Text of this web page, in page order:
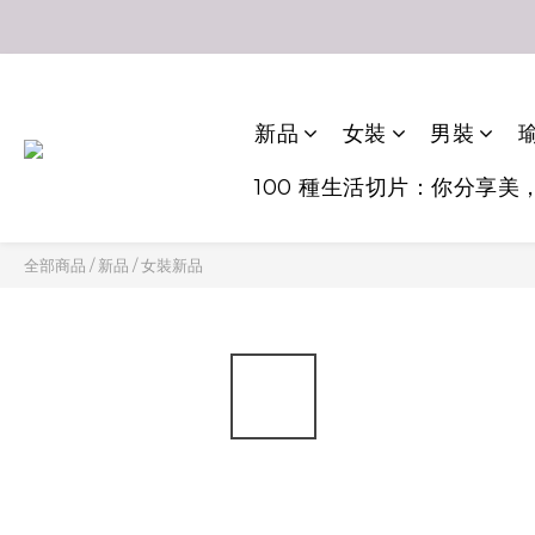
新品 女裝 男裝
100 種生活切片：你分享美
全部商品 /新品 /女裝新品